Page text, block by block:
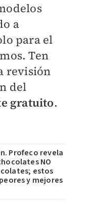
a
para el
Ten
revisión
del
gratuito.
Profeco revela
NO
estos
y mejores